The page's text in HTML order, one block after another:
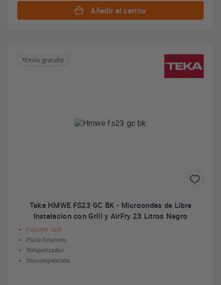
Añadir al carrito
*Envío gratuito
Teka HMWE FS23 GC BK - Microondas de Libre
Instalacion con Grill y AirFry 23 Litros Negro
Función Grill
Plato Giratorio
Temporizador
Descongelación